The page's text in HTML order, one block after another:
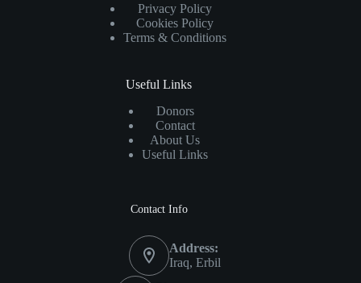
Privacy Policy
Cookies Policy
Terms & Conditions
Useful Links
Donors
Contact
About Us
Useful Links
Contact Info
Address:
Iraq, Erbil